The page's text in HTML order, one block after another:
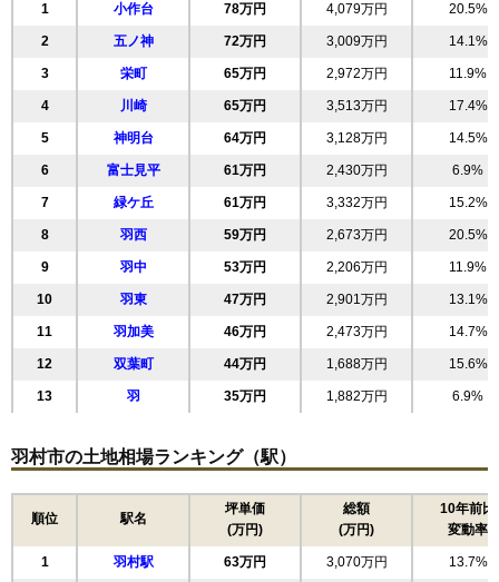
1 小作台 78万円 4,079万円 20.5%
2 五ノ神 72万円 3,009万円 14.1%
3 栄町 65万円 2,972万円 11.9%
4 川崎 65万円 3,513万円 17.4%
5 神明台 64万円 3,128万円 14.5%
6 富士見平 61万円 2,430万円 6.9%
7 緑ケ丘 61万円 3,332万円 15.2%
8 羽西 59万円 2,673万円 20.5%
9 羽中 53万円 2,206万円 11.9%
10 羽東 47万円 2,901万円 13.1%
11 羽加美 46万円 2,473万円 14.7%
12 双葉町 44万円 1,688万円 15.6%
13 羽 35万円 1,882万円 6.9%
羽村市の土地相場ランキング（駅）
順位 駅名
坪単価
(万円)
総額
(万円)
10年前比
変動率
1 羽村駅 63万円 3,070万円 13.7%